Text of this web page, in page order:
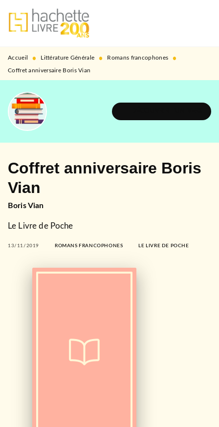
MENU RECHERCHE
PIED DE PAGE
Accueil • Littérature Générale • Romans francophones •
Coffret anniversaire Boris Vian
Coffret anniversaire Boris
Vian
Boris Vian
Le Livre de Poche
13/11/2019 ROMANS FRANCOPHONES LE LIVRE DE POCHE